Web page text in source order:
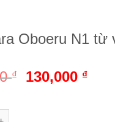
Oboeru N1 từ
₫
Giá
130,000 ₫
N1 từ vựng Tiếng